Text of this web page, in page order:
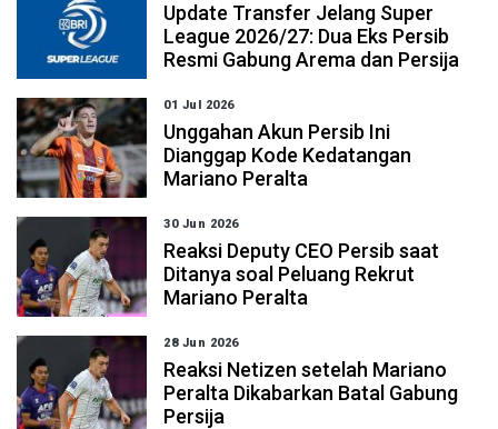
Update Transfer Jelang Super
League 2026/27: Dua Eks Persib
Resmi Gabung Arema dan Persija
01 Jul 2026
Unggahan Akun Persib Ini
Dianggap Kode Kedatangan
Mariano Peralta
30 Jun 2026
Reaksi Deputy CEO Persib saat
Ditanya soal Peluang Rekrut
Mariano Peralta
28 Jun 2026
Reaksi Netizen setelah Mariano
Peralta Dikabarkan Batal Gabung
Persija